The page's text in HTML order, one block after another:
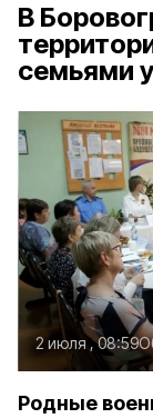
В
семьями
2 июля , 08:59
Родные